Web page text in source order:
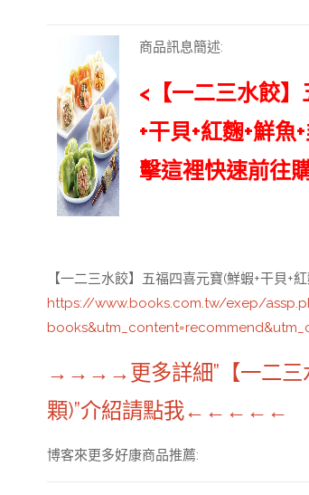
商品訊息簡述:
<【一二三水餃
+干貝+紅麴+鮮
擊這裡快速前往
【一二三水餃】五福四喜元寶(鮮蝦+干貝+
https://www.books.com.tw/exep/
→→→→更多詳細”【一二三水
顆)”介紹請點我←←←←←
博客來更多好康商品推薦: